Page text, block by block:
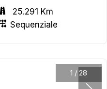
25.291 Km
Sequenziale
1 / 28